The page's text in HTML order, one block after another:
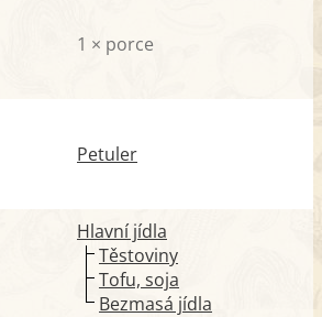
1 × porce
Petuler
Hlavní jídla
Těstoviny
Tofu, soja
Bezmasá jídla